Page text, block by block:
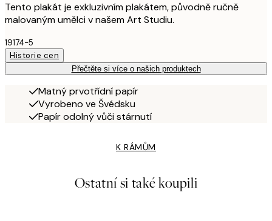
Tento plakát je exkluzivním plakátem, původně ručně
malovaným umělci v našem Art Studiu.
19174-5
Historie cen
Přečtěte si více o našich produktech
Matný prvotřídní papír
Vyrobeno ve Švédsku
Papír odolný vůči stárnutí
K RÁMŮM
Ostatní si také koupili